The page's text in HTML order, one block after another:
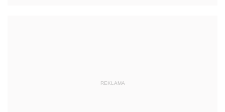
REKLAMA